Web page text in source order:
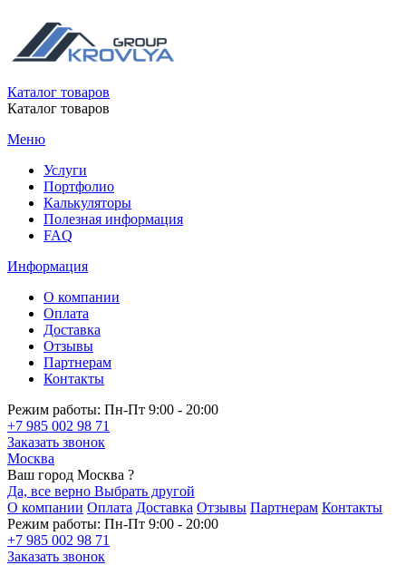
Каталог товаров
Каталог товаров
Меню
Услуги
Портфолио
Калькуляторы
Полезная информация
FAQ
Информация
О компании
Оплата
Доставка
Отзывы
Партнерам
Контакты
Режим работы: Пн-Пт 9:00 - 20:00
+7 985 002 98 71
Заказать звонок
Москва
Ваш город Москва ?
Да, все верно Выбрать другой
О компании Оплата Доставка Отзывы Партнерам Контакты
Режим работы: Пн-Пт 9:00 - 20:00
+7 985 002 98 71
Заказать звонок